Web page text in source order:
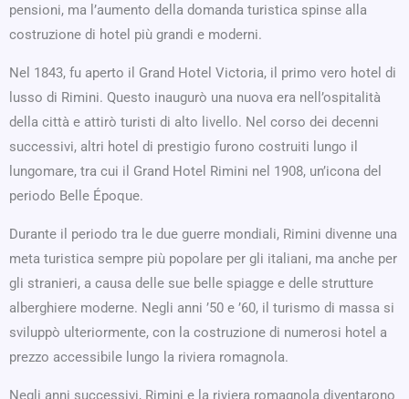
pensioni, ma l’aumento della domanda turistica spinse alla
costruzione di hotel più grandi e moderni.
Nel 1843, fu aperto il Grand Hotel Victoria, il primo vero hotel di
lusso di Rimini. Questo inaugurò una nuova era nell’ospitalità
della città e attirò turisti di alto livello. Nel corso dei decenni
successivi, altri hotel di prestigio furono costruiti lungo il
lungomare, tra cui il Grand Hotel Rimini nel 1908, un’icona del
periodo Belle Époque.
Durante il periodo tra le due guerre mondiali, Rimini divenne una
meta turistica sempre più popolare per gli italiani, ma anche per
gli stranieri, a causa delle sue belle spiagge e delle strutture
alberghiere moderne. Negli anni ’50 e ’60, il turismo di massa si
sviluppò ulteriormente, con la costruzione di numerosi hotel a
prezzo accessibile lungo la riviera romagnola.
Negli anni successivi, Rimini e la riviera romagnola diventarono